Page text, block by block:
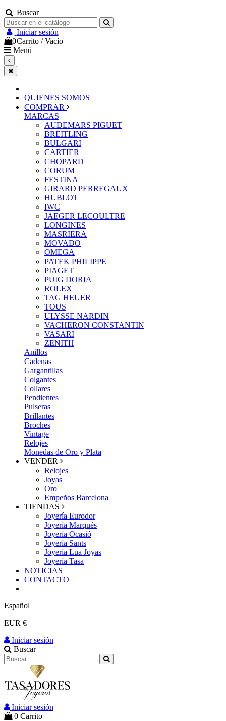
Buscar
Iniciar sesión
0Carrito /Vacío
Menú
QUIENES SOMOS
COMPRAR
MARCAS
AUDEMARS PIGUET
BREITLING
BULGARI
CARTIER
CHOPARD
CORUM
FESTINA
GIRARD PERREGAUX
HUBLOT
IWC
JAEGER LECOULTRE
LONGINES
MASRIERA
MOVADO
OMEGA
PATEK PHILIPPE
PIAGET
PUIG DORIA
ROLEX
TAG HEUER
TOUS
ULYSSE NARDIN
VACHERON CONSTANTIN
VASARI
ZENITH
Anillos
Cadenas
Gargantillas
Colgantes
Collares
Pendientes
Pulseras
Brillantes
Broches
Vintage
Relojes
Monedas de Oro y Plata
VENDER
Relojes
Joyas
Oro
Empeños Barcelona
TIENDAS
Joyería Eurodor
Joyería Marqués
Joyería Ocasió
Joyería Sants
Joyería Lua Joyas
Joyería Tasa
NOTICIAS
CONTACTO
Español
EUR €
Iniciar sesión
Buscar
Iniciar sesión
0 Carrito